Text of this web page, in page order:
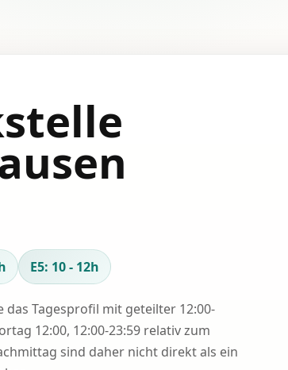
E5: 10 - 12h
das Tagesprofil mit geteilter 12:00-
12:00, 12:00-23:59 relativ zum
sind daher nicht direkt als ein